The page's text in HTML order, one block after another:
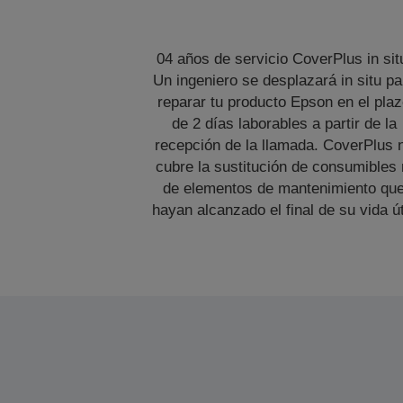
04 años de servicio CoverPlus in
Un ingeniero se desplazará in situ
reparar tu producto Epson en el
de 2 días laborables a partir de la
recepción de la llamada. CoverPlus
cubre la sustitución de consumibles
de elementos de mantenimiento
hayan alcanzado el final de su vida